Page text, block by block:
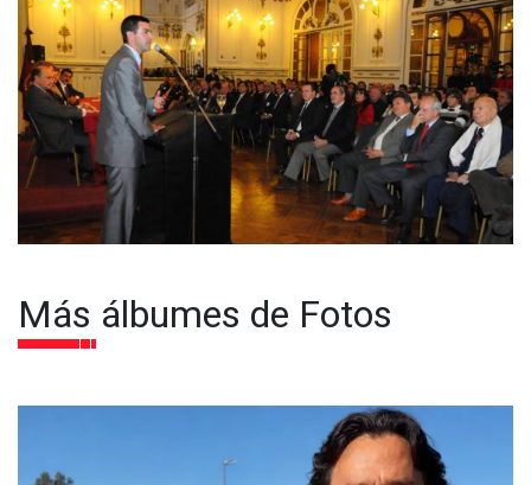
Más álbumes de Fotos